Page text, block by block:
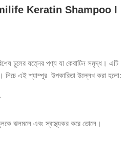
I Smilife Keratin Shampoo I
চুলের যত্নের পণ্য যা কেরাটিন সমৃদ্ধ। এটি
নিচে এই শ্যাম্পুর উপকারিতা উল্লেখ করা হলো:
ঝলমলে এবং স্বাস্থ্যকর করে তোলে।